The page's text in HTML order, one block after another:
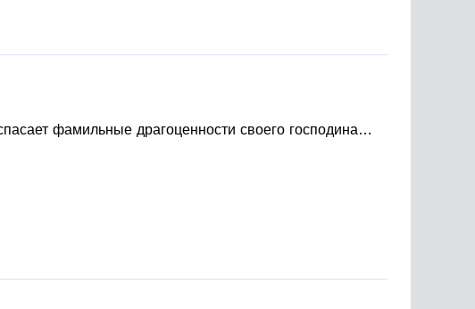
фамильные драгоценности своего господина…